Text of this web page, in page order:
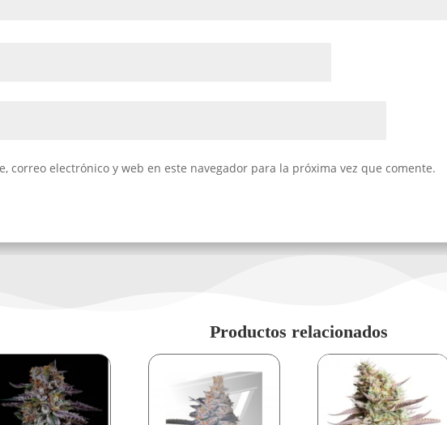
correo electrónico y web en este navegador para la próxima vez que comente.
Productos relacionados